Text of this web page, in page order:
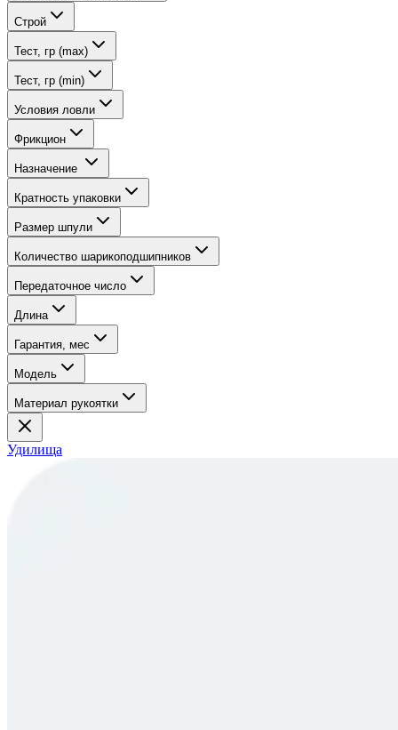
Строй
Тест, гр (max)
Тест, гр (min)
Условия ловли
Фрикцион
Назначение
Кратность упаковки
Размер шпули
Количество шарикоподшипников
Передаточное число
Длина
Гарантия, мес
Модель
Материал рукоятки
Удилища